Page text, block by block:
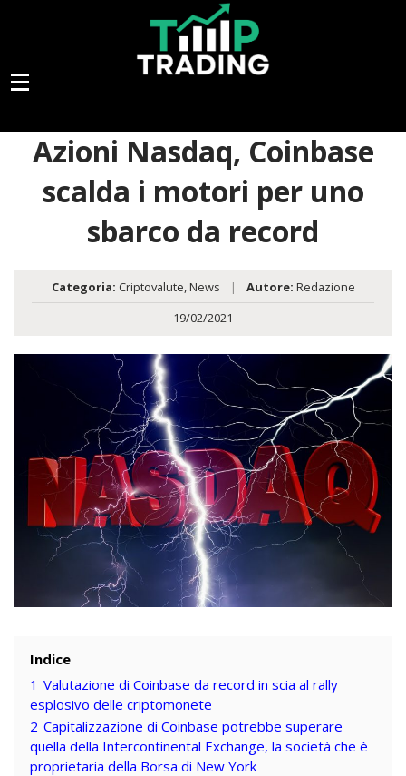
Azioni Nasdaq, Coinbase
scalda i motori per uno
sbarco da record
Categoria: Criptovalute,News | Autore: Redazione
19/02/2021
Indice
1 Valutazione di Coinbase da record in scia al rally
esplosivo delle criptomonete
2 Capitalizzazione di Coinbase potrebbe superare
quella della Intercontinental Exchange, la società che è
proprietaria della Borsa di New York